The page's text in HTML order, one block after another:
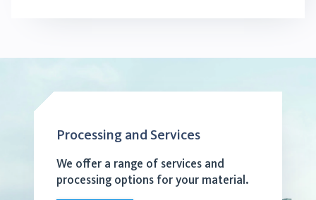
Processing and Services
We offer a range of services and
processing options for your material.